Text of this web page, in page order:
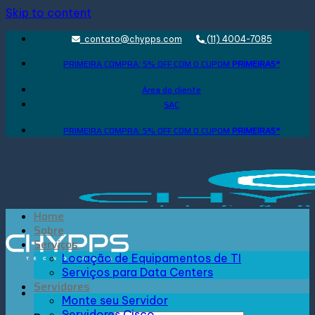
Skip to content
contato@chypps.com (11) 4004-7085
PRIMEIRA COMPRA: 5% OFF COM O CUPOM PRIMEIRA5*
Área do cliente
SAC
PRIMEIRA COMPRA: 5% OFF COM O CUPOM PRIMEIRA5*
Home
Sobre
Serviços
Locação de Equipamentos de TI
Serviços para Data Centers
Servidores
Monte seu Servidor